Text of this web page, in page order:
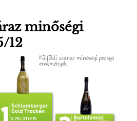
minőségi
12